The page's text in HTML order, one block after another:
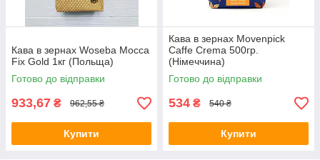
Кава в зернах Woseba Mocca
Fix Gold 1кг (Польща)
Готово до відправки
933,67 ₴ 962,55 ₴
Купити
Кава в зернах Movenpick
Caffe Crema 500гр.
(Німеччина)
Готово до відправки
534 ₴ 540 ₴
Купити